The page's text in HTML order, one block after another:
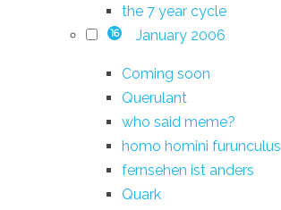
the 7 year cycle
16 January 2006
Coming soon
Querulant
who said meme?
homo homini furunculus
fernsehen ist anders
Quark